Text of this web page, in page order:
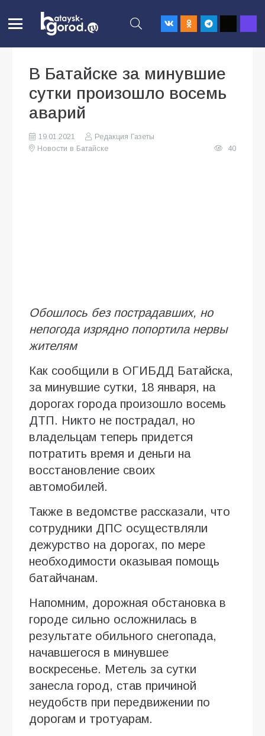
В Батайске за минувшие
сутки произошло восемь
аварий
19.01.2021
Редакция Газеты
Новости в Батайске
40
Обошлось без пострадавших, но
непогода изрядно попортила нервы
жителям
Как сообщили в ОГИБДД Батайска,
за минувшие сутки, 18 января, на
дорогах города произошло восемь
ДТП. Никто не пострадал, но
владельцам теперь придется
потратить время и деньги на
восстановление своих
автомобилей.
Также в ведомстве рассказали, что
сотрудники ДПС осуществляли
дежурство на дорогах, по мере
необходимости оказывая помощь
батайчанам.
Напомним, дорожная обстановка в
городе сильно осложнилась в
результате обильного снегопада,
начавшегося в минувшее
воскресенье. Метель за сутки
занесла город, став причиной
неудобств при передвижении по
дорогам и тротуарам.